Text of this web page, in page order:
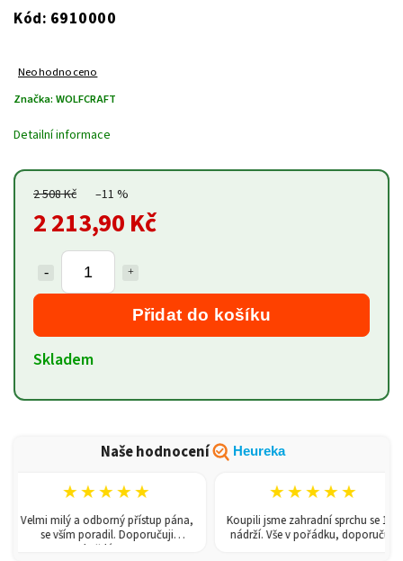
Kód: 6910000
Neohodnoceno
Značka: WOLFCRAFT
2 508 Kč –11 %
2 213,90 Kč
Přidat do košíku
Skladem
Detailní informace
Naše hodnocení Heureka
★★★★★
Velmi milý a odborný přístup pána,
se vším poradil. Doporučuji
každému!
★★★★★
Koupili jsme zahradní sprchu se 150l
nádrží. Vše v pořádku, doporučuji.